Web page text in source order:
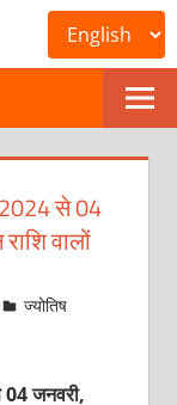
2024 से 04
वालों
ज्योतिष
04 जनवरी,